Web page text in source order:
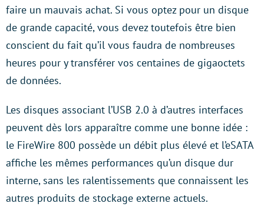
faire un mauvais achat. Si vous optez pour un disque
de grande capacité, vous devez toutefois être bien
conscient du fait qu’il vous faudra de nombreuses
heures pour y transférer vos centaines de gigaoctets
de données.
Les disques associant l’USB 2.0 à d’autres interfaces
peuvent dès lors apparaître comme une bonne idée :
le FireWire 800 possède un débit plus élevé et l’eSATA
affiche les mêmes performances qu’un disque dur
interne, sans les ralentissements que connaissent les
autres produits de stockage externe actuels.